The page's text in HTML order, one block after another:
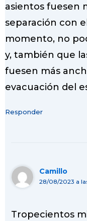
asientos fuesen
separación con
momento, no
y, también que
fuesen más
evacuación del
Responder
Camillo
28/08/2023 a
Tropecientos